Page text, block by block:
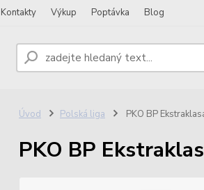
Kontakty Výkup Poptávka Blog
Úvod Polská liga PKO BP
PKO BP